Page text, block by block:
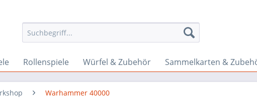
Rollenspiele Würfel & Zubehör Sammelkarten &
Warhammer 40000